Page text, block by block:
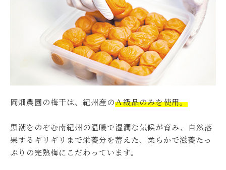
岡畑農園の梅干は、紀州産のＡ級品のみを使用。
黒潮をのぞむ南紀州の温暖で湿潤な気候が育み、自然落
果するギリギリまで栄養分を蓄えた、柔らかで滋養たっ
ぷりの完熟梅にこだわっています。